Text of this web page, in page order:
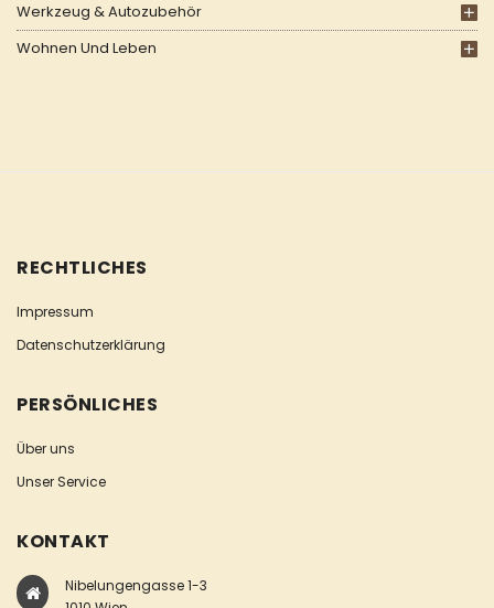
Werkzeug & Autozubehör
Wohnen Und Leben
RECHTLICHES
Impressum
Datenschutzerklärung
PERSÖNLICHES
Über uns
Unser Service
KONTAKT
Nibelungengasse 1-3